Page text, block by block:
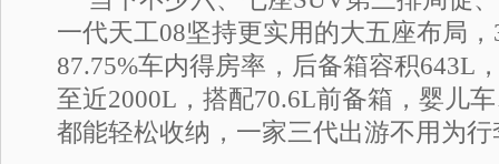
一代天工08坚持更实用的大五座布局
87.75%车内得房率，后备箱容积643L
至近2000L，搭配70.6L前备箱，婴儿
都能轻松收纳，一家三代出游不用为